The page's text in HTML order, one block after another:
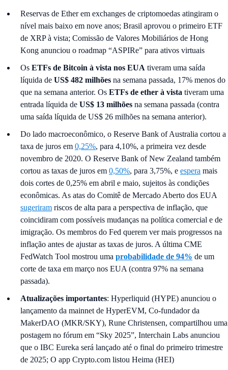
Reservas de Ether em exchanges de criptomoedas atingiram o
nível mais baixo em nove anos; Brasil aprovou o primeiro ETF
de XRP à vista; Comissão de Valores Mobiliários de Hong
Kong anunciou o roadmap “ASPIRe” para ativos virtuais
Os ETFs de Bitcoin à vista nos EUA tiveram uma saída
líquida de US$ 482 milhões na semana passada, 17% menos do
que na semana anterior. Os ETFs de ether à vista tiveram uma
entrada líquida de US$ 13 milhões na semana passada (contra
uma saída líquida de US$ 26 milhões na semana anterior).
Do lado macroeconômico, o Reserve Bank of Australia cortou a
taxa de juros em 0,25%, para 4,10%, a primeira vez desde
novembro de 2020. O Reserve Bank of New Zealand também
cortou as taxas de juros em 0,50%, para 3,75%, e espera mais
dois cortes de 0,25% em abril e maio, sujeitos às condições
econômicas. As atas do Comitê de Mercado Aberto dos EUA
sugeriram riscos de alta para a perspectiva de inflação, que
coincidiram com possíveis mudanças na política comercial e de
imigração. Os membros do Fed querem ver mais progressos na
inflação antes de ajustar as taxas de juros. A última CME
FedWatch Tool mostrou uma probabilidade de 94% de um
corte de taxa em março nos EUA (contra 97% na semana
passada).
Atualizações importantes: Hyperliquid (HYPE) anunciou o
lançamento da mainnet de HyperEVM, Co-fundador da
MakerDAO (MKR/SKY), Rune Christensen, compartilhou uma
postagem no fórum em “Sky 2025”, Interchain Labs anunciou
que o IBC Eureka será lançado até o final do primeiro trimestre
de 2025; O app Crypto.com listou Heima (HEI)